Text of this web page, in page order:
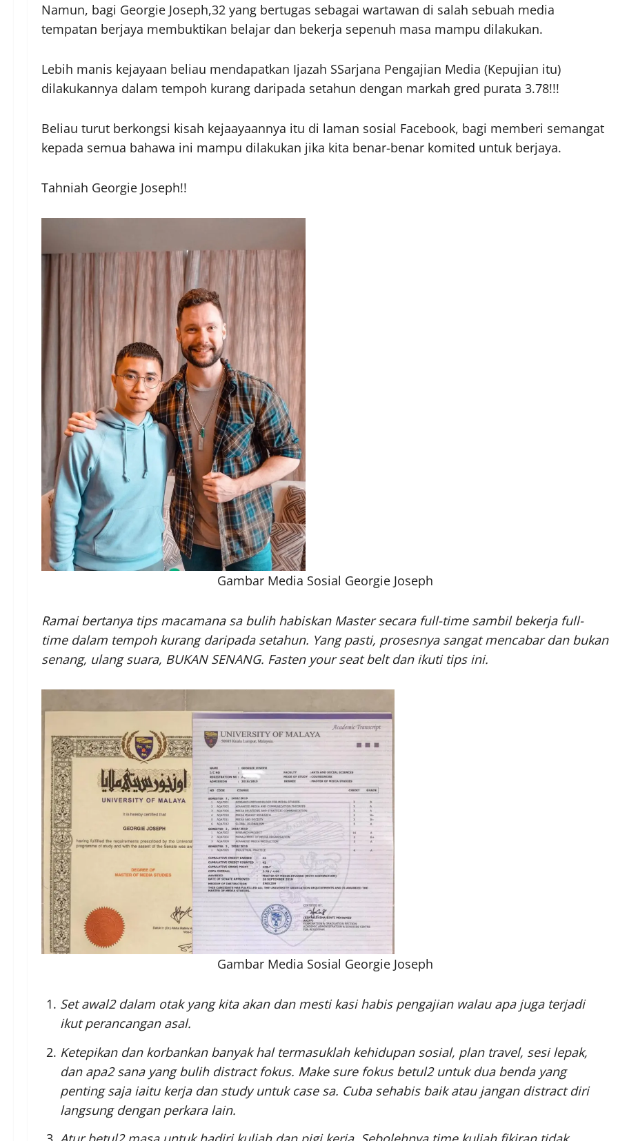
Namun, bagi Georgie Joseph,32 yang bertugas sebagai wartawan di salah sebuah media
tempatan berjaya membuktikan belajar dan bekerja sepenuh masa mampu dilakukan.
Lebih manis kejayaan beliau mendapatkan Ijazah SSarjana Pengajian Media (Kepujian itu)
dilakukannya dalam tempoh kurang daripada setahun dengan markah gred purata 3.78!!!
Beliau turut berkongsi kisah kejaayaannya itu di laman sosial Facebook, bagi memberi semangat
kepada semua bahawa ini mampu dilakukan jika kita benar-benar komited untuk berjaya.
Tahniah Georgie Joseph!!
Gambar Media Sosial Georgie Joseph
Ramai bertanya tips macamana sa bulih habiskan Master secara full-time sambil bekerja full-
time dalam tempoh kurang daripada setahun. Yang pasti, prosesnya sangat mencabar dan bukan
senang, ulang suara, BUKAN SENANG. Fasten your seat belt dan ikuti tips ini.
Gambar Media Sosial Georgie Joseph
Set awal2 dalam otak yang kita akan dan mesti kasi habis pengajian walau apa juga terjadi
ikut perancangan asal.
Ketepikan dan korbankan banyak hal termasuklah kehidupan sosial, plan travel, sesi lepak,
dan apa2 sana yang bulih distract fokus. Make sure fokus betul2 untuk dua benda yang
penting saja iaitu kerja dan study untuk case sa. Cuba sehabis baik atau jangan distract diri
langsung dengan perkara lain.